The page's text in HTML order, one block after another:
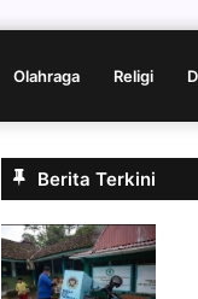
Olahraga Religi
Berita Terkini